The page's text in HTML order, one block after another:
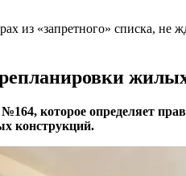
из «запретного» списка,
№164, которое определяет
конструкций.